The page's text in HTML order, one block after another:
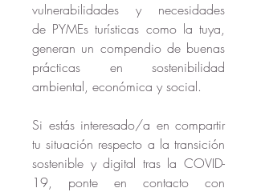
vulnerabilidades y necesidades
de PYMEs turísticas como la tuya,
generan un compendio de buenas
prácticas en sostenibilidad
ambiental, económica y social.
Si estás interesado/a en compartir
tu situación respecto a la transición
sostenible y digital tras la COVID-
19, ponte en contacto con